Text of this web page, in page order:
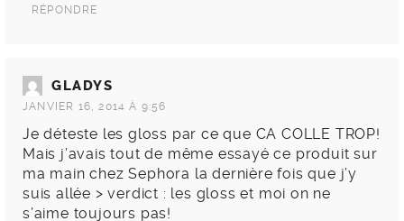
RÉPONDRE
GLADYS
JANVIER 16, 2014 À 9:56
Je déteste les gloss par ce que CA COLLE TROP!
Mais j’avais tout de même essayé ce produit sur
ma main chez Sephora la dernière fois que j’y
suis allée > verdict : les gloss et moi on ne
s’aime toujours pas!